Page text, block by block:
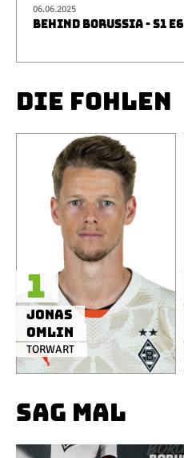
06.06.2025
BEHIND BORUSSIA - S1 E6
DIE FOHLEN
TORWART
Jonas
Omlin
1
SAG MAL